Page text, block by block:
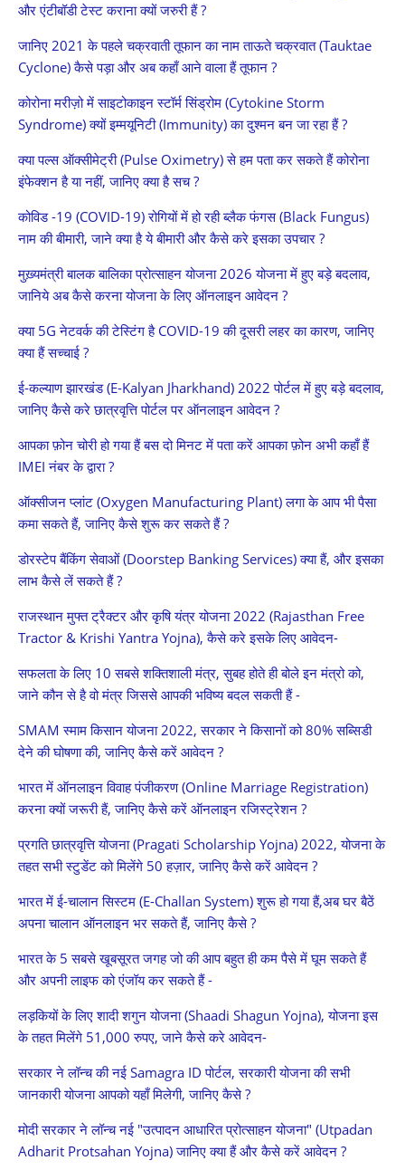
और एंटीबॉडी टेस्ट कराना क्यों जरुरी हैं ?
जानिए 2021 के पहले चक्रवाती तूफान का नाम ताऊते चक्रवात (Tauktae
Cyclone) कैसे पड़ा और अब कहाँ आने वाला हैं तूफान ?
कोरोना मरीज़ो में साइटोकाइन स्टॉर्म सिंड्रोम (Cytokine Storm
Syndrome) क्यों इम्मयूनिटी (Immunity) का दुश्मन बन जा रहा हैं ?
क्या पल्स ऑक्सीमेट्री (Pulse Oximetry) से हम पता कर सकते हैं कोरोना
इंफेक्शन है या नहीं, जानिए क्या है सच ?
कोविड -19 (COVID-19) रोगियों में हो रही ब्लैक फंगस (Black Fungus)
नाम की बीमारी, जाने क्या है ये बीमारी और कैसे करे इसका उपचार ?
मुख़्यमंत्री बालक बालिका प्रोत्साहन योजना 2026 योजना में हुए बड़े बदलाव,
जानिये अब कैसे करना योजना के लिए ऑनलाइन आवेदन ?
क्या 5G नेटवर्क की टेस्टिंग है COVID-19 की दूसरी लहर का कारण, जानिए
क्या हैं सच्चाई ?
ई-कल्याण झारखंड (E-Kalyan Jharkhand) 2022 पोर्टल में हुए बड़े बदलाव,
जानिए कैसे करे छात्रवृत्ति पोर्टल पर ऑनलाइन आवेदन ?
आपका फ़ोन चोरी हो गया हैं बस दो मिनट में पता करें आपका फ़ोन अभी कहाँ हैं
IMEI नंबर के द्वारा ?
ऑक्सीजन प्लांट (Oxygen Manufacturing Plant) लगा के आप भी पैसा
कमा सकते हैं, जानिए कैसे शुरू कर सकते हैं ?
डोरस्टेप बैंकिंग सेवाओं (Doorstep Banking Services) क्या हैं, और इसका
लाभ कैसे लें सकते हैं ?
राजस्थान मुफ्त ट्रैक्टर और कृषि यंत्र योजना 2022 (Rajasthan Free
Tractor & Krishi Yantra Yojna), कैसे करे इसके लिए आवेदन-
सफलता के लिए 10 सबसे शक्तिशाली मंत्र, सुबह होते ही बोले इन मंत्रो को,
जाने कौन से है वो मंत्र जिससे आपकी भविष्य बदल सकती हैं -
SMAM स्माम किसान योजना 2022, सरकार ने किसानों को 80% सब्सिडी
देने की घोषणा की, जानिए कैसे करें आवेदन ?
भारत में ऑनलाइन विवाह पंजीकरण (Online Marriage Registration)
करना क्यों जरूरी हैं, जानिए कैसे करें ऑनलाइन रजिस्ट्रेशन ?
प्रगति छात्रवृत्ति योजना (Pragati Scholarship Yojna) 2022, योजना के
तहत सभी स्टुडेंट को मिलेंगे 50 हज़ार, जानिए कैसे करें आवेदन ?
भारत में ई-चालान सिस्टम (E-Challan System) शुरू हो गया हैं,अब घर बैठें
अपना चालान ऑनलाइन भर सकते हैं, जानिए कैसे ?
भारत के 5 सबसे खूबसूरत जगह जो की आप बहुत ही कम पैसे में घूम सकते हैं
और अपनी लाइफ को एंजॉय कर सकते हैं -
लड़कियों के लिए शादी शगुन योजना (Shaadi Shagun Yojna), योजना इस
के तहत मिलेंगे 51,000 रुपए, जाने कैसे करे आवेदन-
सरकार ने लॉन्च की नई Samagra ID पोर्टल, सरकारी योजना की सभी
जानकारी योजना आपको यहाँ मिलेगी, जानिए कैसे ?
मोदी सरकार ने लॉन्च नई "उत्पादन आधारित प्रोत्साहन योजना" (Utpadan
Adharit Protsahan Yojna) जानिए क्या हैं और कैसे करें आवेदन ?